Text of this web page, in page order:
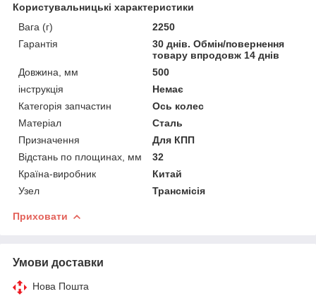
Користувальницькі характеристики
Вага (г)
2250
Гарантія
30 днів. Обмін/повернення
товару впродовж 14 днів
Довжина, мм
500
інструкція
Немає
Категорія запчастин
Ось колес
Матеріал
Сталь
Призначення
Для КПП
Відстань по площинах, мм
32
Країна-виробник
Китай
Узел
Трансмісія
Приховати
Умови доставки
Нова Пошта